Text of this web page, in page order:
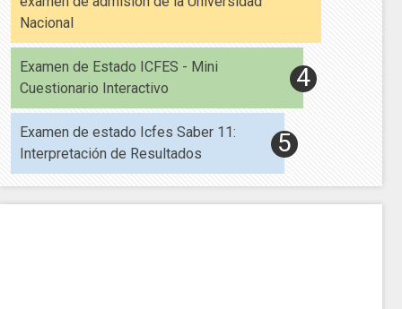
Nacional
Examen de Estado ICFES - Mini
Cuestionario Interactivo
Examen de estado Icfes Saber 11:
Interpretación de Resultados